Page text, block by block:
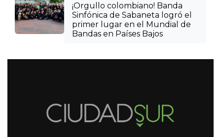
¡Orgullo colombiano! Banda
Sinfónica de Sabaneta logró el
primer lugar en el Mundial de
Bandas en Países Bajos